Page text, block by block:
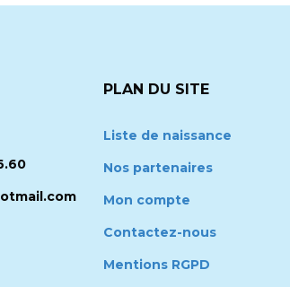
PLAN DU SITE
Liste de naissance
Nos partenaires
Mon compte
Contactez-nous
Mentions RGPD